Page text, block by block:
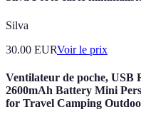
Silva
30.00 EURVoir le prix
Ventilateur de poche, USB
2600mAh Battery Mini
for Travel Camping